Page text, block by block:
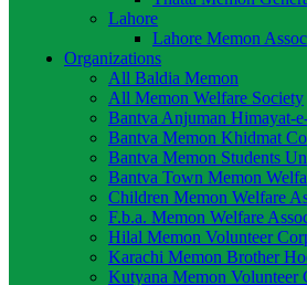
Lahore
Lahore Memon
Organizations
All Baldia Memon
All Memon Welfare Society
Bantva Anjuman Himayat-
Bantva Memon Khidmat
Bantva Memon Students
Bantva Town Memon
Children Memon Welfare
F.b.a. Memon Welfare
Hilal Memon Volunteer
Karachi Memon Brother
Kutyana Memon Volunteer